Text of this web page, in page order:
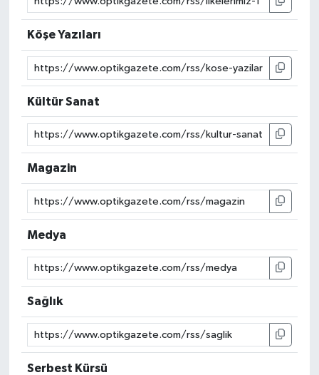
Köşe Yazıları
Kültür Sanat
Magazin
Medya
Sağlık
Serbest Kürsü